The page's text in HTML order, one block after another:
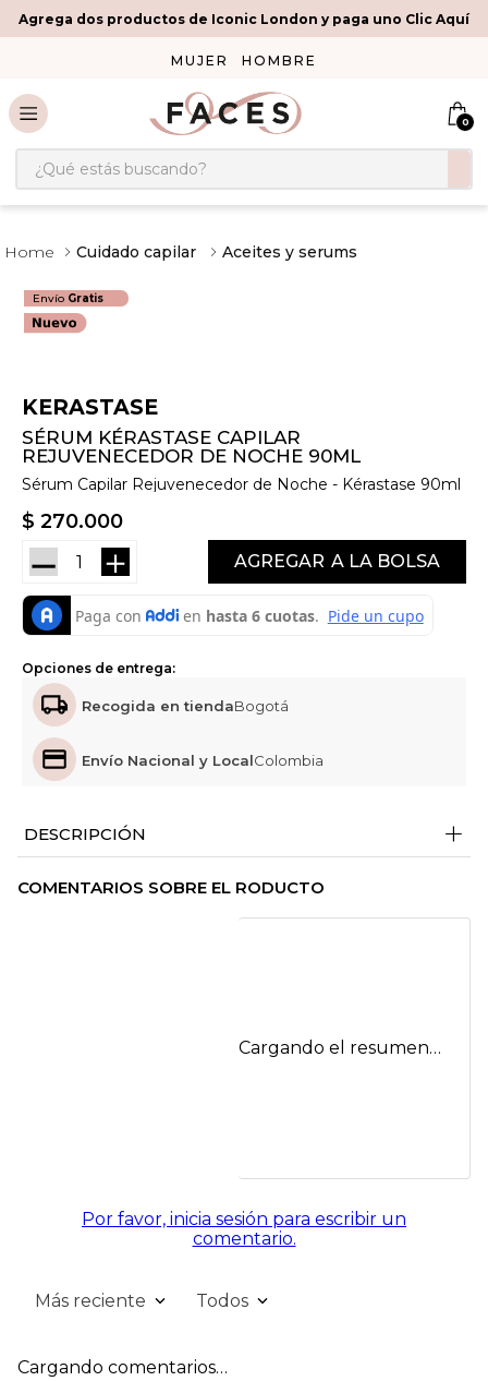
Agrega dos productos de Iconic London y paga uno Clic Aquí
MUJER HOMBRE
0
¿Qué estás buscando?
Cuidado capilar Aceites y serums
Envío Gratis
KERASTASE
SÉRUM KÉRASTASE CAPILAR
REJUVENECEDOR DE NOCHE 90ML
Sérum Capilar Rejuvenecedor de Noche - Kérastase 90ml
$ 270.000
＋
－ AGREGAR
Opciones de entrega:
Recogida en tiendaBogotá
Envío Nacional y LocalColombia
DESCRIPCIÓN +
COMENTARIOS SOBRE EL RODUCTO
Cargando el resumen…
Por favor, inicia sesión para escribir un
comentario.
Más reciente Todos
Cargando comentarios…